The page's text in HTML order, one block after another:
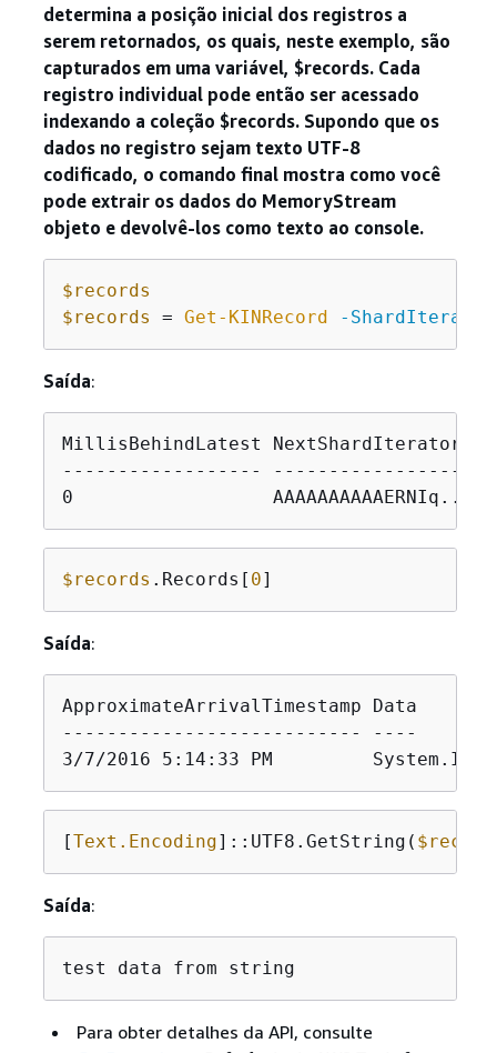
determina a posição inicial dos registros a
serem retornados, os quais, neste exemplo, são
capturados em uma variável, $records. Cada
registro individual pode então ser acessado
indexando a coleção $records. Supondo que os
dados no registro sejam texto UTF-8
codificado, o comando final mostra como você
pode extrair os dados do MemoryStream
objeto e devolvê-los como texto ao console.
$records
$records = Get-KINRecord -ShardIterator
Saída:
MillisBehindLatest NextShardIterator
------------------ -----------------
0
$records .Records[ 0
Saída:
ApproximateArrivalTimestamp Data
--------------------------- ----
3/7/2016 5:14:33 PM
[Text.Encoding]::UTF8.GetString(
Saída:
test data from string
Para obter detalhes da API, consulte